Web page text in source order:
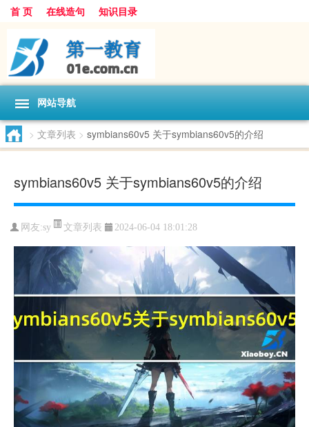
首 页 在线造句 知识目录
网站导航
> 文章列表 > symbians60v5 关于symbians60v5的介绍
symbians60v5 关于symbians60v5的介绍
网友:sy 文章列表 2024-06-04 18:01:28